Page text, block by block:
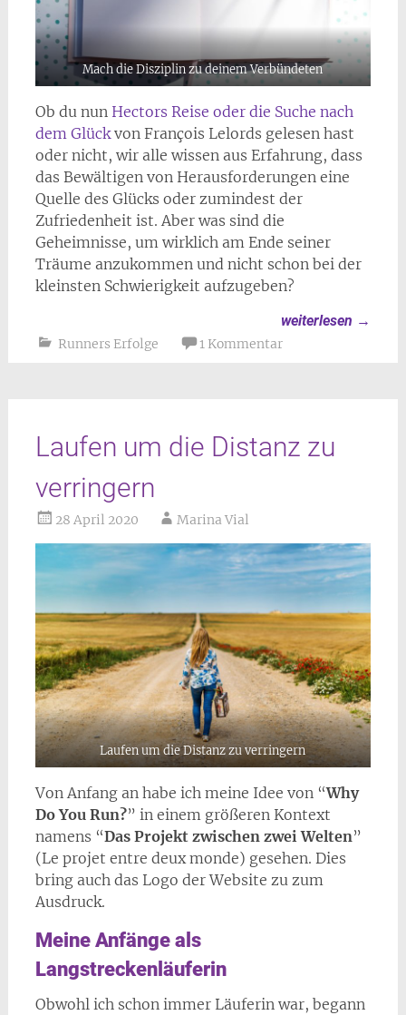
Mach die Disziplin zu deinem Verbündeten
Ob du nun Hectors Reise oder die Suche nach
dem Glückvon François Lelords gelesen hast
oder nicht, wir alle wissen aus Erfahrung, dass
das Bewältigen von Herausforderungen eine
Quelle des Glücks oder zumindest der
Zufriedenheit ist. Aber was sind die
Geheimnisse, um wirklich am Ende seiner
Träume anzukommen und nicht schon bei der
kleinsten Schwierigkeit aufzugeben?
weiterlesen →
Runners Erfolge 1 Kommentar
Laufen um die Distanz zu
verringern
28 April 2020 Marina Vial
Laufen um die Distanz zu verringern
Von Anfang an habe ich meine Idee von “Why
Do You Run?” in einem größeren Kontext
namens “Das Projekt zwischen zwei Welten”
(Le projet entre deux monde) gesehen. Dies
bring auch das Logo der Website zu zum
Ausdruck.
Meine Anfänge als
Langstreckenläuferin
Obwohl ich schon immer Läuferin war, begann